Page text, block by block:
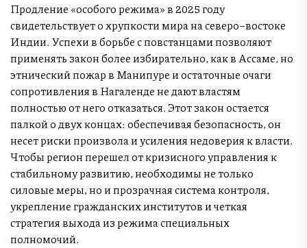
Продление «особого режима» в 2025 году
свидетельствует о хрупкости мира на северо–востоке
Индии. Успехи в борьбе с повстанцами позволяют
применять закон более избирательно, как в Ассаме, но
этнический пожар в Манипуре и остаточные очаги
сопротивления в Нагаленде не дают властям
полностью от него отказаться. Этот закон остается
палкой о двух концах: обеспечивая безопасность, он
несет риски произвола и усиления недоверия к власти.
Чтобы регион перешел от кризисного управления к
стабильному развитию, необходимы не только
силовые меры, но и прозрачная система контроля,
укрепление гражданских институтов и четкая
стратегия выхода из режима специальных
полномочий.